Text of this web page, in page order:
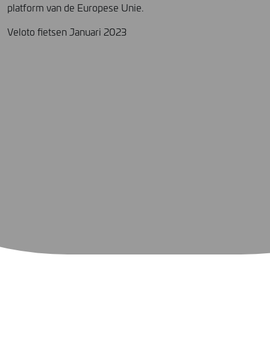
platform van de Europese Unie.
Veloto fietsen Januari 2023